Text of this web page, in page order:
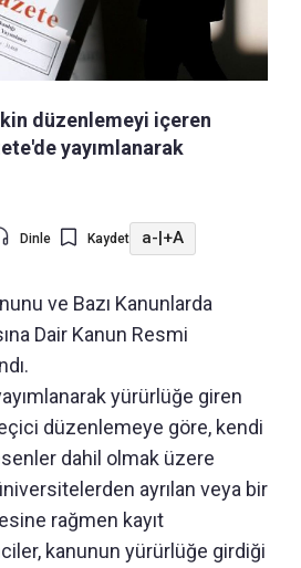
düzenlemeyi içeren
yayımlanarak
Dinle Kaydet a-|+A
ve Bazı Kanunlarda
Dair Kanun Resmi
yürürlüğe giren
düzenlemeye göre, kendi
dahil olmak üzere
ayrılan veya bir
rağmen kayıt
kanunun yürürlüğe girdiği